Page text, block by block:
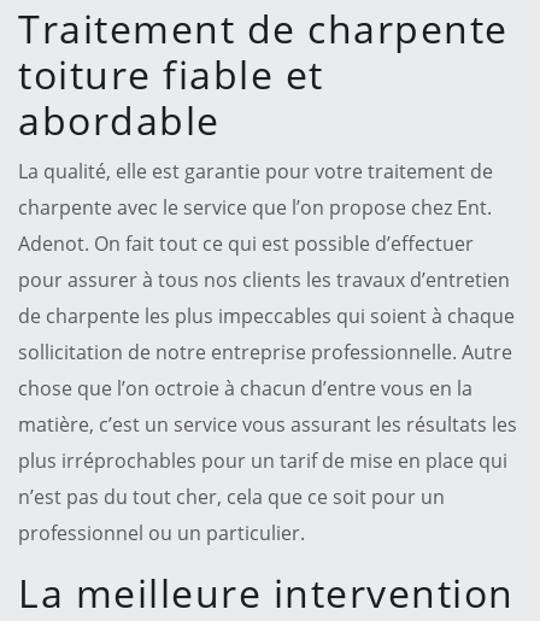
Traitement de charpente
toiture fiable et
abordable
La qualité, elle est garantie pour votre traitement de
charpente avec le service que l’on propose chez Ent.
Adenot. On fait tout ce qui est possible d’effectuer
pour assurer à tous nos clients les travaux d’entretien
de charpente les plus impeccables qui soient à chaque
sollicitation de notre entreprise professionnelle. Autre
chose que l’on octroie à chacun d’entre vous en la
matière, c’est un service vous assurant les résultats les
plus irréprochables pour un tarif de mise en place qui
n’est pas du tout cher, cela que ce soit pour un
professionnel ou un particulier.
La meilleure intervention